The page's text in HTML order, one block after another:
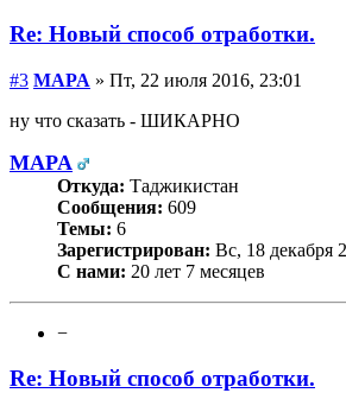
Re: Новый способ отработки.
#3 MAPA » Пт, 22 июля 2016, 23:01
ну что сказать - ШИКАРНО
MAPA
Откуда: Таджикистан
Сообщения: 609
Темы: 6
Зарегистрирован: Вс, 18 декабря
С нами: 20 лет 7 месяцев
−
Re: Новый способ отработки.